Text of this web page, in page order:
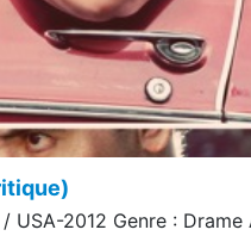
USA-2012 Genre : Drame